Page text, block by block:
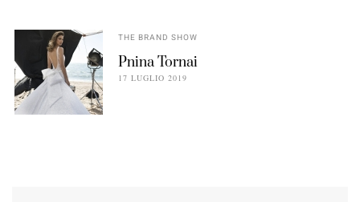
THE BRAND SHOW
Pnina Tornai
17 LUGLIO 2019